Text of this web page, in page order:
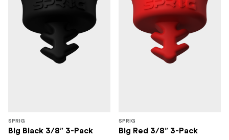
SPRIG
Big Black 3/8” 3-Pack
SPRIG
Big Red 3/8” 3-Pack